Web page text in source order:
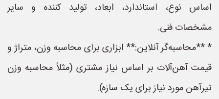
اساس نوع، استاندارد، ابعاد، تولید کننده و سایر
مشخصات فنی.
* **محاسبه‌گر آنلاین:** ابزاری برای محاسبه وزن، متراژ و
قیمت آهن‌آلات بر اساس نیاز مشتری (مثلاً محاسبه وزن
تیرآهن مورد نیاز برای یک سازه).